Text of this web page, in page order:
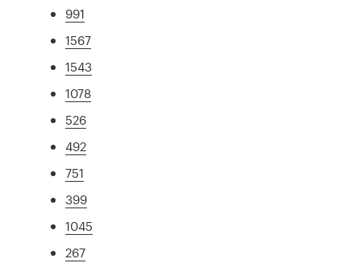
991
1567
1543
1078
526
492
751
399
1045
267